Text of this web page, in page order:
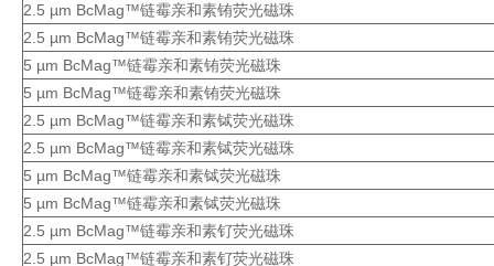
2.5 µm BcMag™链霉亲和素铕荧光磁珠
2.5 µm BcMag™链霉亲和素铕荧光磁珠
5 µm BcMag™链霉亲和素铕荧光磁珠
5 µm BcMag™链霉亲和素铕荧光磁珠
2.5 µm BcMag™链霉亲和素铽荧光磁珠
2.5 µm BcMag™链霉亲和素铽荧光磁珠
5 µm BcMag™链霉亲和素铽荧光磁珠
5 µm BcMag™链霉亲和素铽荧光磁珠
2.5 µm BcMag™链霉亲和素钌荧光磁珠
2.5 µm BcMag™链霉亲和素钌荧光磁珠